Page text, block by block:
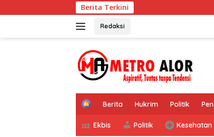
ke
Berita Terkini
Redaksi
H
m
e
Berita Hukrim Politik
Ekbis Politik Kesehatan